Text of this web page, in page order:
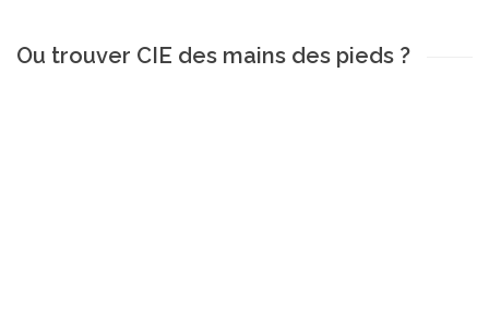
Ou trouver CIE des mains des pieds ?